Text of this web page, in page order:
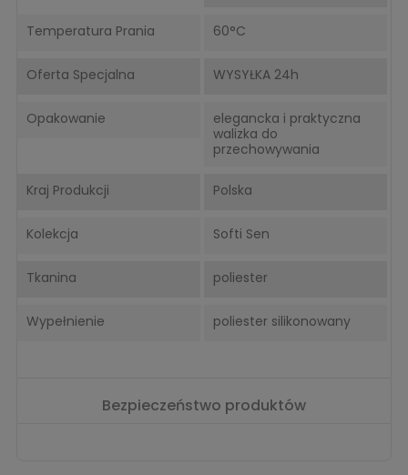
Temperatura Prania 60°C
Oferta Specjalna WYSYŁKA 24h
Opakowanie
elegancka i praktyczna
walizka do
przechowywania
Kraj Produkcji Polska
Kolekcja Softi Sen
Tkanina poliester
Wypełnienie poliester silikonowany
Bezpieczeństwo produktów